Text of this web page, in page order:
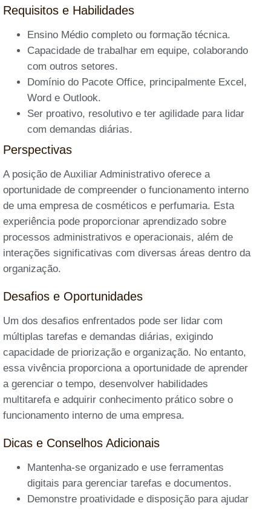
Requisitos e Habilidades
Ensino Médio completo ou formação técnica.
Capacidade de trabalhar em equipe, colaborando
com outros setores.
Domínio do Pacote Office, principalmente Excel,
Word e Outlook.
Ser proativo, resolutivo e ter agilidade para lidar
com demandas diárias.
Perspectivas
A posição de Auxiliar Administrativo oferece a
oportunidade de compreender o funcionamento interno
de uma empresa de cosméticos e perfumaria. Esta
experiência pode proporcionar aprendizado sobre
processos administrativos e operacionais, além de
interações significativas com diversas áreas dentro da
organização.
Desafios e Oportunidades
Um dos desafios enfrentados pode ser lidar com
múltiplas tarefas e demandas diárias, exigindo
capacidade de priorização e organização. No entanto,
essa vivência proporciona a oportunidade de aprender
a gerenciar o tempo, desenvolver habilidades
multitarefa e adquirir conhecimento prático sobre o
funcionamento interno de uma empresa.
Dicas e Conselhos Adicionais
Mantenha-se organizado e use ferramentas
digitais para gerenciar tarefas e documentos.
Demonstre proatividade e disposição para ajudar